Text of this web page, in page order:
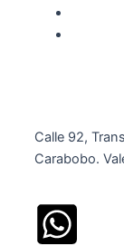
Calle 92,
Carabobo.